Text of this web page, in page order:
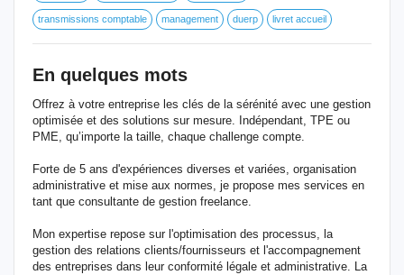
transmissions comptable management duerp livret accueil
En quelques mots
Offrez à votre entreprise les clés de la sérénité avec une gestion
optimisée et des solutions sur mesure. Indépendant, TPE ou
PME, qu’importe la taille, chaque challenge compte.
Forte de 5 ans d'expériences diverses et variées, organisation
administrative et mise aux normes, je propose mes services en
tant que consultante de gestion freelance.
Mon expertise repose sur l'optimisation des processus, la
gestion des relations clients/fournisseurs et l'accompagnement
des entreprises dans leur conformité légale et administrative. La